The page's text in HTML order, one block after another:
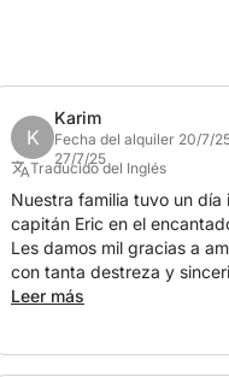
K
Karim
Fecha del alquiler 20/7/
27/7/25
Traducido del Inglés
Nuestra familia tuvo un día
capitán Eric en el
Les damos mil gracias a
con tanta destreza y
lo mejor. KL
Leer más